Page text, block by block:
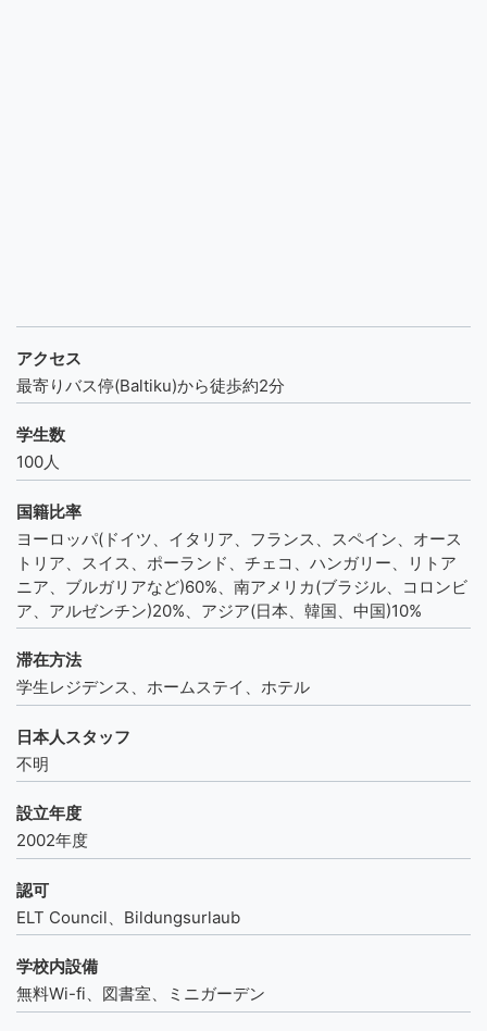
アクセス
最寄りバス停(Baltiku)から徒歩約2分
学生数
100人
国籍比率
ヨーロッパ(ドイツ、イタリア、フランス、スペイン、オース
トリア、スイス、ポーランド、チェコ、ハンガリー、リトア
ニア、ブルガリアなど)60%、南アメリカ(ブラジル、コロンビ
ア、アルゼンチン)20%、アジア(日本、韓国、中国)10%
滞在方法
学生レジデンス、ホームステイ、ホテル
日本人スタッフ
不明
設立年度
2002年度
認可
ELT Council、Bildungsurlaub
学校内設備
無料Wi-fi、図書室、ミニガーデン